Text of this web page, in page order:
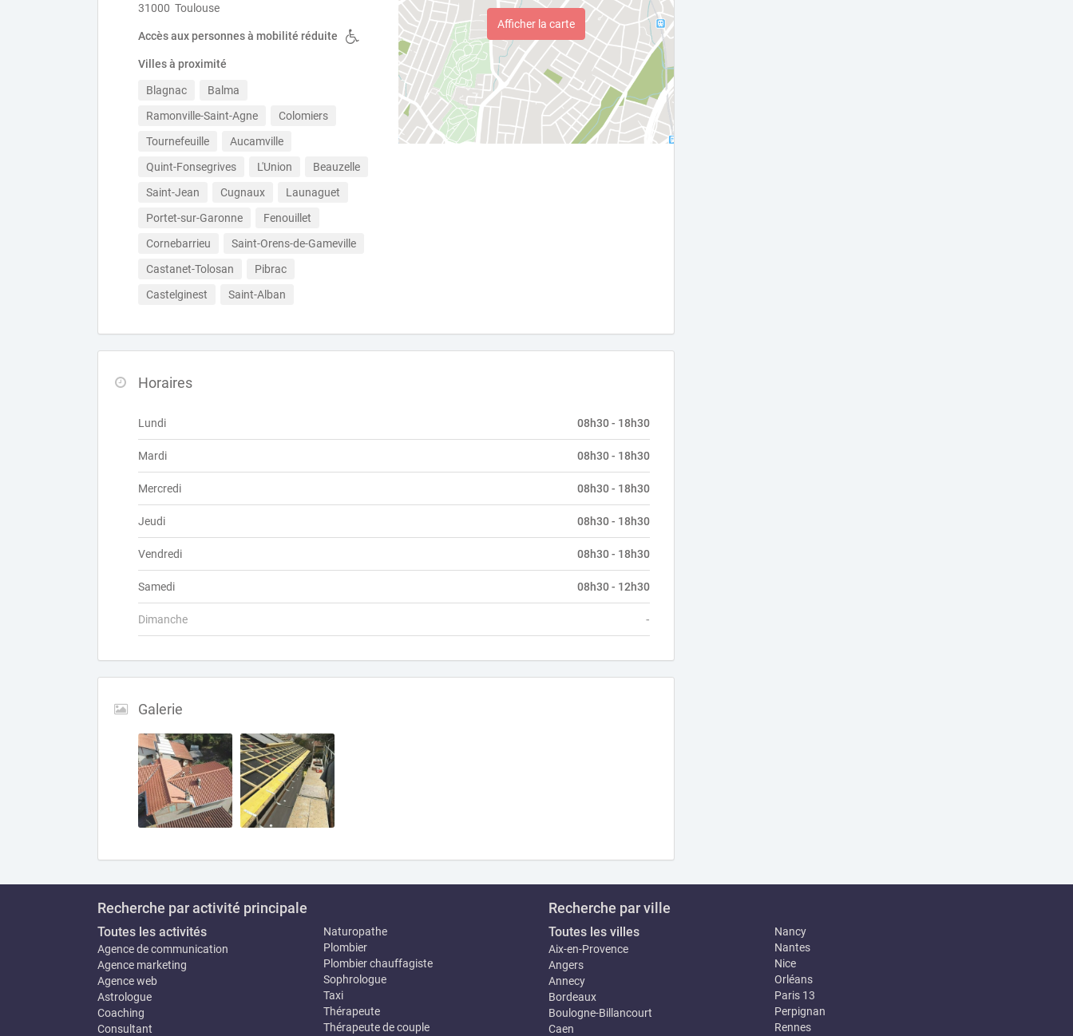
31000 Toulouse
Accès aux personnes à mobilité réduite
Villes à proximité
Blagnac
Balma
Ramonville-Saint-Agne
Colomiers
Tournefeuille
Aucamville
Quint-Fonsegrives
L'Union
Beauzelle
Saint-Jean
Cugnaux
Launaguet
Portet-sur-Garonne
Fenouillet
Cornebarrieu
Saint-Orens-de-Gameville
Castanet-Tolosan
Pibrac
Castelginest
Saint-Alban
Afficher la carte
Horaires
Lundi 08h30 - 18h30
Mardi 08h30 - 18h30
Mercredi 08h30 - 18h30
Jeudi 08h30 - 18h30
Vendredi 08h30 - 18h30
Samedi 08h30 - 12h30
Dimanche -
Galerie
Recherche par activité principale
Toutes les activités
Agence de communication
Agence marketing
Agence web
Astrologue
Coaching
Consultant
Naturopathe
Plombier
Plombier chauffagiste
Sophrologue
Taxi
Thérapeute
Thérapeute de couple
Recherche par ville
Toutes les villes
Aix-en-Provence
Angers
Annecy
Bordeaux
Boulogne-Billancourt
Caen
Nancy
Nantes
Nice
Orléans
Paris 13
Perpignan
Rennes